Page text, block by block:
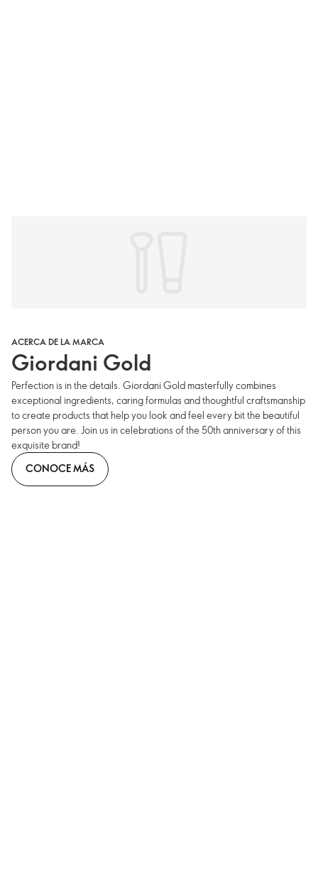
ACERCA DE LA MARCA
Giordani Gold
Perfection is in the details. Giordani Gold masterfully combines
exceptional ingredients, caring formulas and thoughtful craftsmanship
to create products that help you look and feel every bit the beautiful
person you are. Join us in celebrations of the 50th anniversary of this
exquisite brand!
CONOCE MÁS